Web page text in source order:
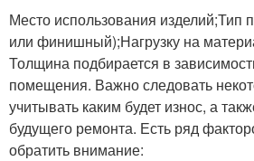
Место использования изделий;Тип
или финишный);Нагрузку на
Толщина подбирается в
помещения. Важно следовать
учитывать каким будет износ, а
будущего ремонта. Есть ряд
обратить внимание: